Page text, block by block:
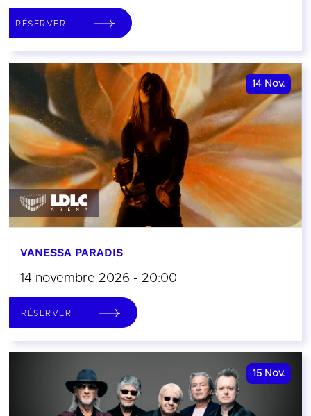
RÉSERVER
14 Nov.
VANESSA PARADIS
14 novembre 2026 - 20:00
RÉSERVER
15 Nov.